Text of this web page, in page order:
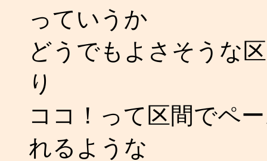
っていうか
どうでもよさそうな
り
ココ！って区間でペ
れるような